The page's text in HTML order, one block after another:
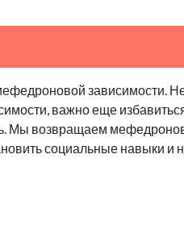
зависимости.
важно еще
Мы возвращаем
социальные навыки и